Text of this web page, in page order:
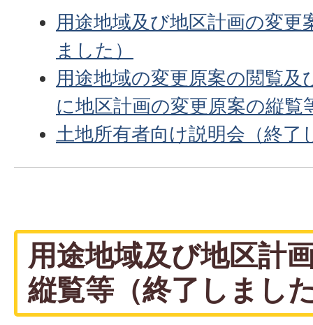
用途地域及び地区計画の変更
ました）
用途地域の変更原案の閲覧及
に地区計画の変更原案の縦覧
土地所有者向け説明会（終了
用途地域及び地区計
縦覧等（終了しまし